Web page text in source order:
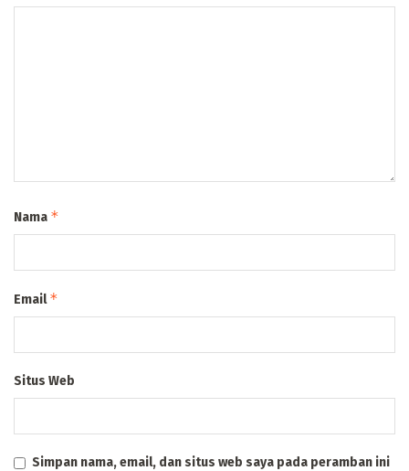
Nama *
Email*
Situs Web
Simpan nama, email, dan situs web saya pada peramban ini